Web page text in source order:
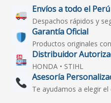
Envíos a todo el Perú
Despachos rápidos y
Garantía Oficial
Productos originales
Distribuidor
HONDA • STIHL
Asesoría
Te ayudamos a elegir el